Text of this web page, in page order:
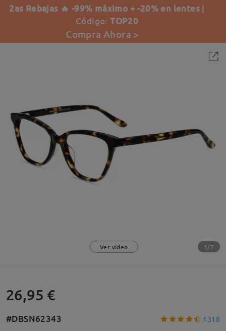
2as Rebajas 🔥 -99% máximo + -20% en lentes |
Código:TOP20
Compra Ahora >
Ver vídeo 1/7
26,95 €
#DBSN62343 1318